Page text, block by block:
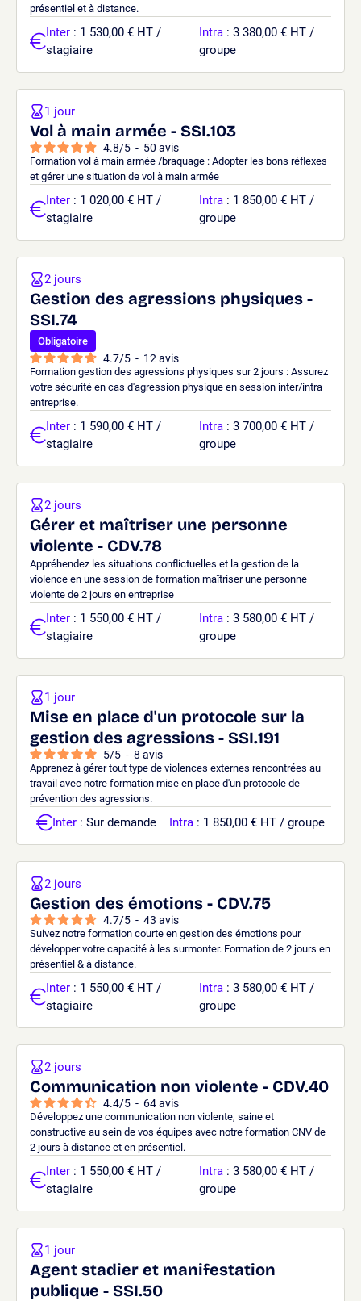
présentiel et à distance.
Inter : 1 530,00 € HT /
stagiaire
Intra : 3 380,00 € HT /
groupe
Vol à main armée - SSI.103
4.8/5 - 50 avis
Formation vol à main armée /braquage : Adopter les bons réflexes
et gérer une situation de vol à main armée
1 jour
Inter : 1 020,00 € HT /
stagiaire
Intra : 1 850,00 € HT /
groupe
Gestion des agressions physiques -
SSI.74
Obligatoire
4.7/5 - 12 avis
Formation gestion des agressions physiques sur 2 jours : Assurez
votre sécurité en cas d'agression physique en session inter/intra
entreprise.
2 jours
Inter : 1 590,00 € HT /
stagiaire
Intra : 3 700,00 € HT /
groupe
Gérer et maîtriser une personne
violente - CDV.78
Appréhendez les situations conflictuelles et la gestion de la
violence en une session de formation maîtriser une personne
violente de 2 jours en entreprise
2 jours
Inter : 1 550,00 € HT /
stagiaire
Intra : 3 580,00 € HT /
groupe
Mise en place d'un protocole sur la
gestion des agressions - SSI.191
5/5 - 8 avis
Apprenez à gérer tout type de violences externes rencontrées au
travail avec notre formation mise en place d'un protocole de
prévention des agressions.
1 jour
Inter : Sur demande Intra : 1 850,00 € HT / groupe
Gestion des émotions - CDV.75
4.7/5 - 43 avis
Suivez notre formation courte en gestion des émotions pour
développer votre capacité à les surmonter. Formation de 2 jours en
présentiel & à distance.
2 jours
Inter : 1 550,00 € HT /
stagiaire
Intra : 3 580,00 € HT /
groupe
Communication non violente - CDV.40
4.4/5 - 64avis
Développez une communication non violente, saine et
constructive au sein de vos équipes avec notre formation CNV de
2 jours à distance et en présentiel.
2 jours
Inter : 1 550,00 € HT /
stagiaire
Intra : 3 580,00 € HT /
groupe
Agent stadier et manifestation
publique - SSI.50
1 jour